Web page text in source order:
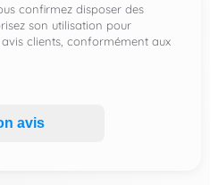
confirmez disposer des
son utilisation pour
clients, conformément aux
avis